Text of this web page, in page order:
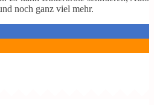
noch ganz viel mehr.